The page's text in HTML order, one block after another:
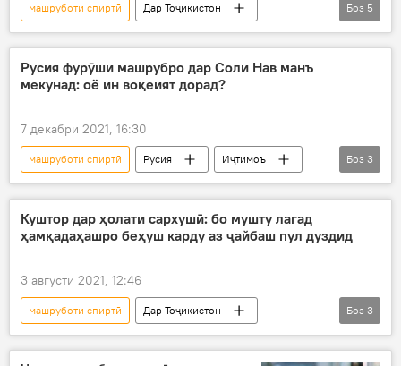
машруботи спиртӣ
Дар Тоҷикистон
истеҳсол
"Тоҷикстандарт"
Агентӣ
мақомот
Боз 5
Русия фурӯши машрубро дар Соли Нав манъ
мекунад: оё ин воқеият дорад?
7 декабри 2021, 16:30
машруботи спиртӣ Русия
Иҷтимоъ
Соли нав
нобуд кардани алкул
Дар Русия
Боз 3
Куштор дар ҳолати сархушӣ: бо мушту лагад
ҳамқадаҳашро беҳуш карду аз ҷайбаш пул дуздид
3 августи 2021, 12:46
машруботи спиртӣ
Дар Тоҷикистон
Рӯйдод, ҷиноят ва ҳолатҳои фавқулода
ВКД
Боз 3